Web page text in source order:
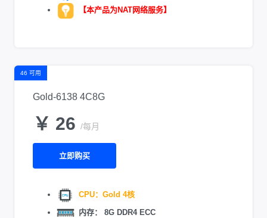
【本产品为NAT网络服务】
46 可用
Gold-6138 4C8G
￥ 26 /每月
立即购买
CPU：Gold 4核
内存： 8G DDR4 ECC